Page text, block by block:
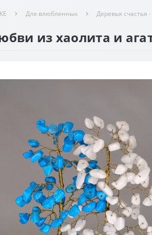
Для влюбленных Деревья счастья
из хаолита и